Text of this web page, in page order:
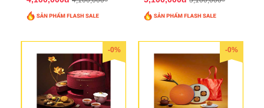
-0% -0%